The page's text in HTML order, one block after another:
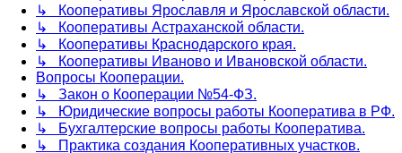
↳ Кооперативы Ярославля и Ярославской области.
↳ Кооперативы Астраханской области.
↳ Кооперативы Краснодарского края.
↳ Кооперативы Иваново и Ивановской области.
Вопросы Кооперации.
↳ Закон о Кооперации №54-ФЗ.
↳ Юридические вопросы работы Кооператива в РФ.
↳ Бухгалтерские вопросы работы Кооператива.
↳ Практика создания Кооперативных участков.